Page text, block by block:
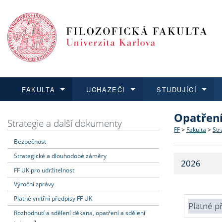
FAKULTA
Dozvědět se více
Struktura
Strategie
Fakultní
UCHAZEČI
Podat přihlášku
Co
Učitelské
STUDUJÍCÍ
Dozvědět se více
Dozvědět se více
O vědě a
Dozvědět se více
Aktuální
Strategie a další dokumenty
Bezpečnost
Strategické a dlouhodobé záměry
FF UK pro udržitelnost
Výroční zprávy
Platné vnitřní předpisy FF UK
Rozhodnutí a sdělení děkana, opatření a sdělení
FF > Fakulta >
2026
Platné